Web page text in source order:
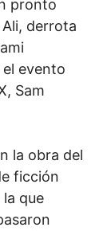
pronto
derrota
evento
Sam
la obra del
ficción
que